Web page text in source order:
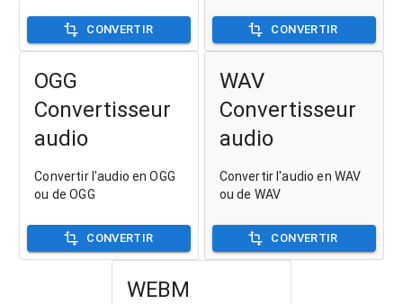
CONVERTIR CONVERTIR
OGG
Convertisseur
audio
Convertir l'audio en OGG
ou de OGG
CONVERTIR
WAV
Convertisseur
audio
Convertir l'audio en WAV
ou de WAV
CONVERTIR
WEBM